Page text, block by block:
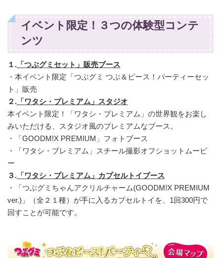
イベント限定！３つの体験型コンテ
ンツ
１. 「つぶグミセット」販売ブース
・本イベント限定「つぶグミ つぶ＆ピース！パーティーセッ
ト」販売
２. 「ワタシ・プレミアム」スタジオ
本イベント限定！「ワタシ・プレミアム」の世界観をお楽し
みいただける、スタジオ風のプレミアムなブース。
・「GOODM!X PREMIUM」フォトブース
・「ワタシ・プレミアム」スチール撮影オフショットムービ
ー
３. 「ワタシ・プレミアム」カプセルトイブース
・「つぶグミちゃんアクリルチャーム(GOODM!X PREMIUM
ver.)」（全２１種）が手に入るカプセルトイを、1回300円で
回すことが可能です。